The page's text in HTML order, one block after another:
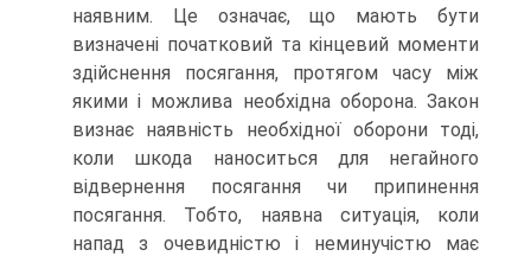
наявним. Це означає, що мають бути
визначені початковий та кінцевий моменти
здійснення посягання, протягом часу між
якими і можлива необхідна оборона. Закон
визнає наявність необхідної оборони тоді,
коли шкода наноситься для негайного
відвернення посягання чи припинення
посягання. Тобто, наявна ситуація, коли
напад з очевидністю і неминучістю має